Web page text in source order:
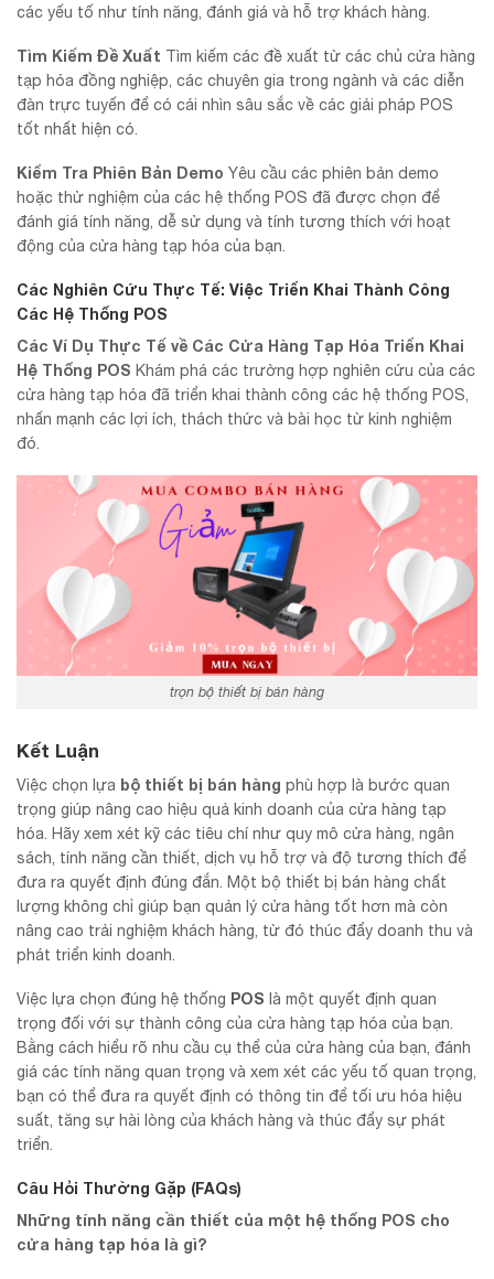
các yếu tố như tính năng, đánh giá và hỗ trợ khách hàng.
Tìm Kiếm Đề Xuất Tìm kiếm các đề xuất từ các chủ cửa hàng
tạp hóa đồng nghiệp, các chuyên gia trong ngành và các diễn
đàn trực tuyến để có cái nhìn sâu sắc về các giải pháp POS
tốt nhất hiện có.
Kiểm Tra Phiên Bản Demo Yêu cầu các phiên bản demo
hoặc thử nghiệm của các hệ thống POS đã được chọn để
đánh giá tính năng, dễ sử dụng và tính tương thích với hoạt
động của cửa hàng tạp hóa của bạn.
Các Nghiên Cứu Thực Tế: Việc Triển Khai Thành Công
Các Hệ Thống POS
Các Ví Dụ Thực Tế về Các Cửa Hàng Tạp Hóa Triển Khai
Hệ Thống POS Khám phá các trường hợp nghiên cứu của các
cửa hàng tạp hóa đã triển khai thành công các hệ thống POS,
nhấn mạnh các lợi ích, thách thức và bài học từ kinh nghiệm
đó.
trọn bộ thiết bị bán hàng
Kết Luận
Việc chọn lựa bộ thiết bị bán hàng phù hợp là bước quan
trọng giúp nâng cao hiệu quả kinh doanh của cửa hàng tạp
hóa. Hãy xem xét kỹ các tiêu chí như quy mô cửa hàng, ngân
sách, tính năng cần thiết, dịch vụ hỗ trợ và độ tương thích để
đưa ra quyết định đúng đắn. Một bộ thiết bị bán hàng chất
lượng không chỉ giúp bạn quản lý cửa hàng tốt hơn mà còn
nâng cao trải nghiệm khách hàng, từ đó thúc đẩy doanh thu và
phát triển kinh doanh.
Việc lựa chọn đúng hệ thống POS là một quyết định quan
trọng đối với sự thành công của cửa hàng tạp hóa của bạn.
Bằng cách hiểu rõ nhu cầu cụ thể của cửa hàng của bạn, đánh
giá các tính năng quan trọng và xem xét các yếu tố quan trọng,
bạn có thể đưa ra quyết định có thông tin để tối ưu hóa hiệu
suất, tăng sự hài lòng của khách hàng và thúc đẩy sự phát
triển.
Câu Hỏi Thường Gặp (FAQs)
Những tính năng cần thiết của một hệ thống POS cho
cửa hàng tạp hóa là gì?